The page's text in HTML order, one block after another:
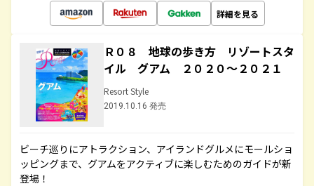
詳細を見る
Ｒ０８ 地球の歩き方 リゾートスタ
イル グアム ２０２０～２０２１
Resort Style
2019.10.16 発売
ビーチ巡りにアトラクション、アイランドグルメにモールショ
ッピングまで、グアムをアクティブに楽しむためのガイドが新
登場！